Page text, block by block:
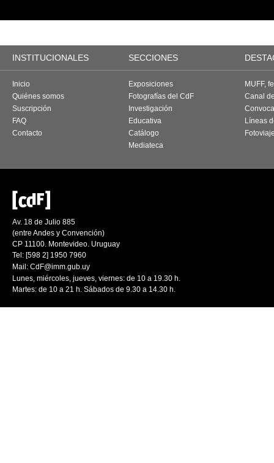
INSTITUCIONALES SECCIONES
Inicio
Quiénes somos
Suscripción
FAQ
Contacto
Exposiciones
Fotografías del CdF
Investigación
Educativa
Catálogo
Mediateca
MUFF,
Canal
Líneas
Av. 18 de Julio 885
(entre Andes y Convención)
CP 11100. Montevideo. Uruguay
Tel: [598 2] 1950 7960
Mail: CdF@imm.gub.uy
Lunes, miércoles, jueves, viernes: de 10 a 19.30 h.
Martes: de 10 a 21 h. Sábados de 9.30 a 14.30 h.